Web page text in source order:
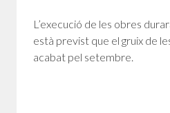
L’execució de les obres
està previst que el gruix de
acabat pel setembre.